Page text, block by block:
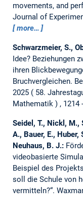
movements, and
Journal of
more…
Schwarzmeier, S.,
Idee? Beziehungen
ihren
Bruchvergleichen.
2025
58.
Mathematik
, 1214
Seidel, T., Nickl, M.,
A., Bauer, E., Huber,
Neuhaus, B. J.:
videobasierte
Beispiel des
soll die Schule von
vermitteln?“.